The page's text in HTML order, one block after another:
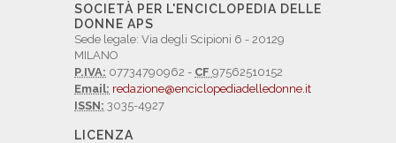
SOCIETÀ PER L'ENCICLOPEDIA DELLE
DONNE APS
Sede legale: Via degli Scipioni 6 - 20129
MILANO
P.IVA: 07734790962 - CF 97562510152
Email: redazione@enciclopediadelledonne.it
ISSN: 3035-4927
LICENZA